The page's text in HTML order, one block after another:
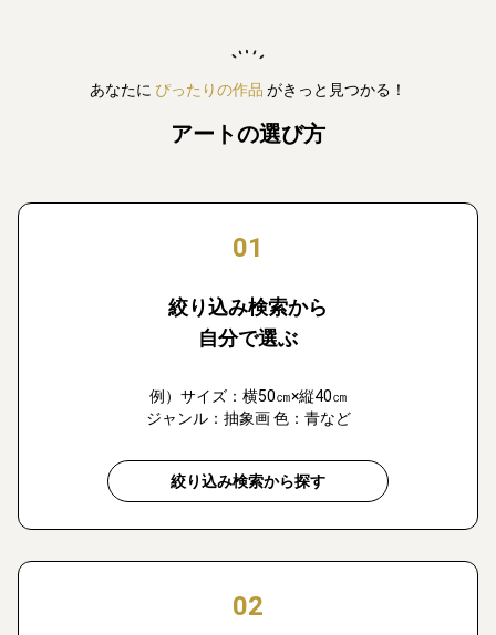
あなたに ぴったりの作品 がきっと見つかる！
アートの選び方
01
絞り込み検索から
自分で選ぶ
例）サイズ：横50㎝×縦40㎝
ジャンル：抽象画 色：青など
絞り込み検索から探す
02